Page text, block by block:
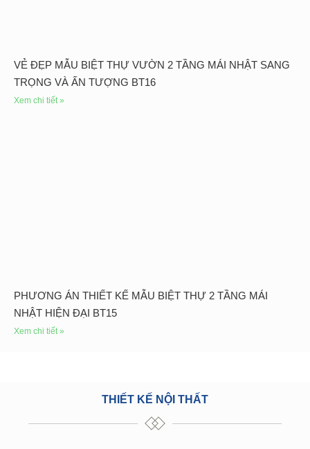
VẺ ĐẸP MẪU BIỆT THỰ VƯỜN 2 TẦNG MÁI NHẬT SANG
TRỌNG VÀ ẤN TƯỢNG BT16
Xem chi tiết »
PHƯƠNG ÁN THIẾT KẾ MẪU BIỆT THỰ 2 TẦNG MÁI
NHẬT HIỆN ĐẠI BT15
Xem chi tiết »
THIẾT KẾ NỘI THẤT